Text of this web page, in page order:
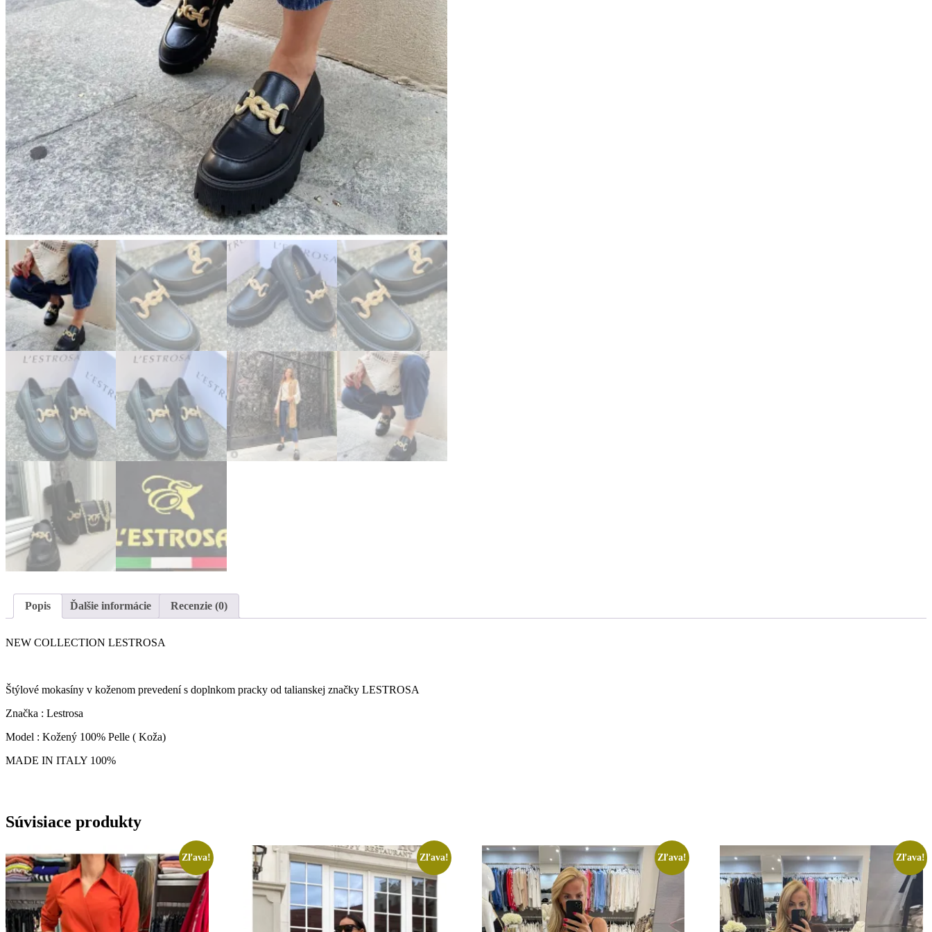
Popis Ďalšie informácie Recenzie (0)
NEW COLLECTION LESTROSA
Štýlové mokasíny v koženom prevedení s doplnkom pracky od talianskej značky LESTROSA
Značka : Lestrosa
Model : Kožený 100% Pelle ( Koža)
MADE IN ITALY 100%
Súvisiace produkty
Zľava! Zľava! Zľava! Zľava!